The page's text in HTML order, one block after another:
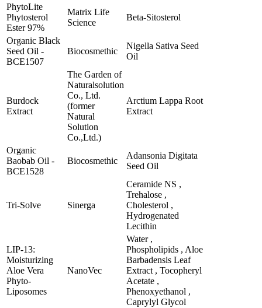
PhytoLite
Phytosterol
Ester 97%
Matrix Life
Science
Beta-Sitosterol
Organic Black
Seed Oil -
BCE1507
Biocosmethic
Nigella Sativa Seed
Oil
Burdock
Extract
The Garden of
Naturalsolution
Co., Ltd.
(former
Natural
Solution
Co.,Ltd.)
Arctium Lappa Root
Extract
Organic
Baobab Oil -
BCE1528
Biocosmethic
Adansonia Digitata
Seed Oil
Tri-Solve Sinerga
Ceramide NS ,
Trehalose ,
Cholesterol ,
Hydrogenated
Lecithin
LIP-13:
Moisturizing
Aloe Vera
Phyto-
Liposomes
NanoVec
Water ,
Phospholipids , Aloe
Barbadensis Leaf
Extract , Tocopheryl
Acetate ,
Phenoxyethanol ,
Caprylyl Glycol